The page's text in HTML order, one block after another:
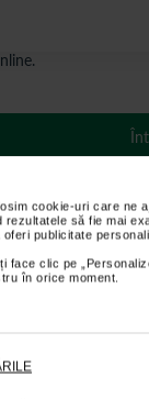
cookie-uri care ne
să fie mai
publicitate
clic pe
în orice moment.